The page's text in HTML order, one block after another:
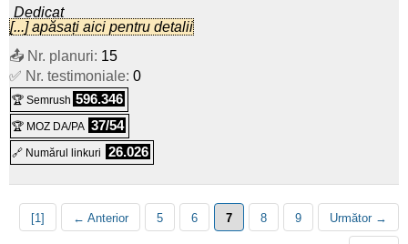
G3 Pro XL
Linux/Windows
G3 Pro XXL
:PLN
Linux/Windows Dedicat
H Pro XL
:PLN
H Pro XXL
:PLN 1.156,20/lună (iul 2025) :
Linux/Windows Dedicat
Dedicat
INTEL XEON Silver 4214:$ 422,95
Linux Dedicat
DUAL INTEL XEON Silver 4214
:Linux Dedicat
[...] apăsați aici pentru detalii
📤 Nr. planuri: 15
✅ Nr. testimoniale: 0
🏆 Semrush 596.346
🏆 MOZ DA/PA 37/54
🔗 Numărul linkuri 26.026
[1] ← Anterior 5 6 7 8 9 Următor →